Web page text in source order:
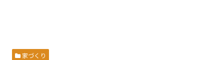
家づくり